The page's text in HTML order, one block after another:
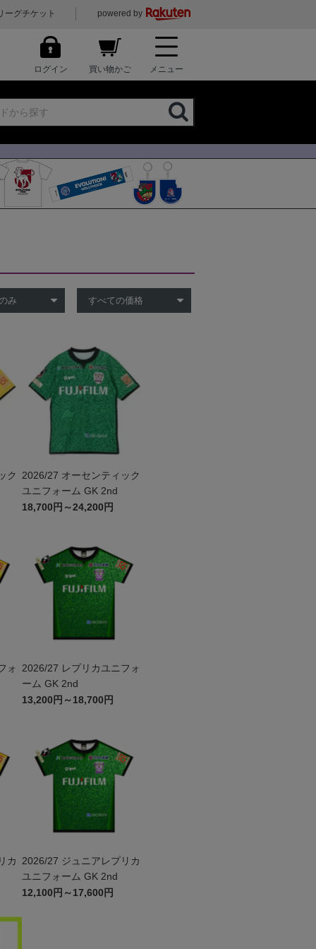
ーグチケット powered by
ログイン 買い物かご メニュー
ク
2026/27 オーセンティック
ユニフォーム GK 2nd
18,700円～24,200円
2026/27 レプリカユニフォ
ーム GK 2nd
13,200円～18,700円
2026/27 ジュニアレプリカ
ユニフォーム GK 2nd
12,100円～17,600円